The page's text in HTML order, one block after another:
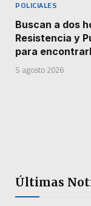
POLICIALES
Buscan a dos
Resistencia y
para
5 agosto 2026
Últimas